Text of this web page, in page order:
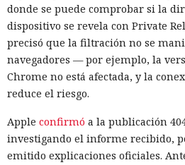
donde se puede comprobar si la
dispositivo se revela con Private
precisó que la filtración no se
navegadores — por ejemplo, la
Chrome no está afectada, y la
reduce el riesgo.
Apple confirmó a la publicación
investigando el informe recibido,
emitido explicaciones oficiales.